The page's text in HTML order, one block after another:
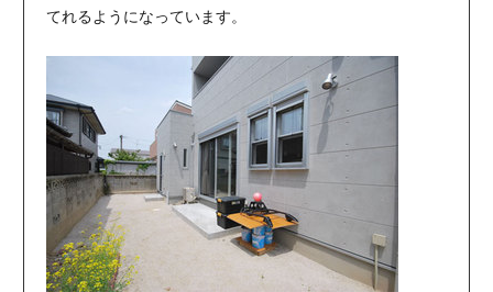
てれるようになっています。